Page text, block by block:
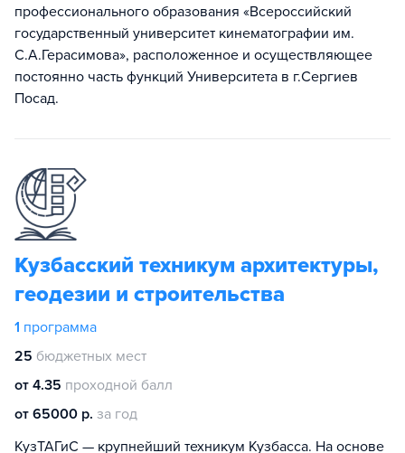
профессионального образования «Всероссийский
государственный университет кинематографии им.
С.А.Герасимова», расположенное и осуществляющее
постоянно часть функций Университета в г.Сергиев
Посад.
Кузбасский техникум архитектуры,
геодезии и строительства
1 программа
25 бюджетных мест
от 4.35 проходной балл
от 65000 р. за год
КузТАГиС — крупнейший техникум Кузбасса. На основе